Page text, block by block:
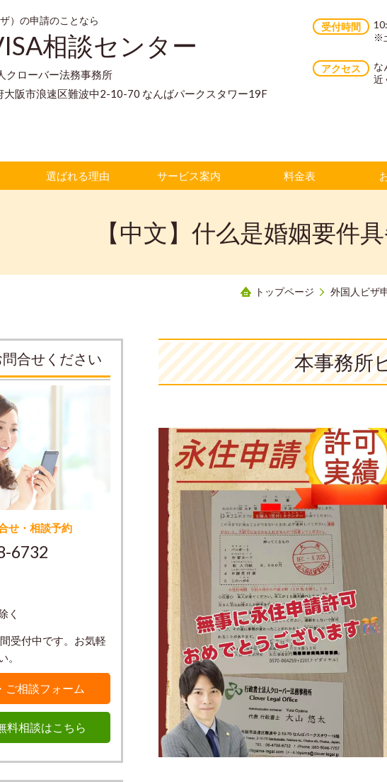
）の申請のことなら
相談センター
クローバー法務事務所
阪市浪速区難波中2-10-70 なんばパークスタワー19F
受付時間
※
アクセス
な
近
選ばれる理由 サービス案内 料金表
【中文】什么是婚姻要件
トップページ 外国人ビザ
本事務所
合せください
せ・相談予約
6732
く
受付中です。お気軽
。
ご相談フォーム
料相談はこちら